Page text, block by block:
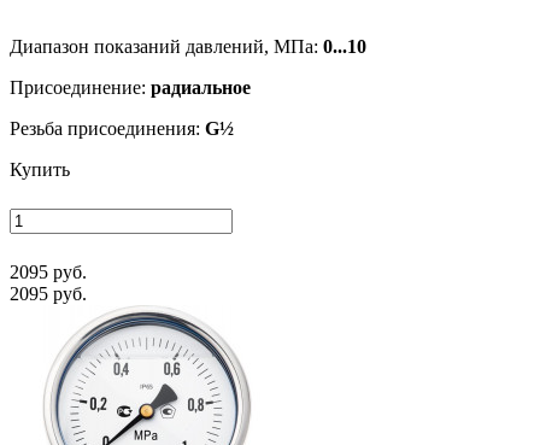
Диапазон показаний давлений, МПа: 0...10
Присоединение: радиальное
Резьба присоединения: G½
Купить
2095 руб.
2095 руб.